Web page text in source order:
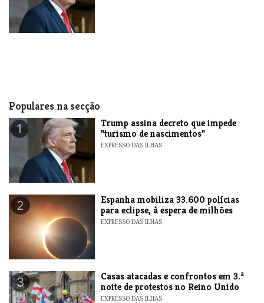
Populares na secção
1
Trump assina decreto que impede
"turismo de nascimentos"
EXPRESSO DAS ILHAS
2
Espanha mobiliza 33.600 polícias
para eclipse, à espera de milhões
EXPRESSO DAS ILHAS
3
Casas atacadas e confrontos em 3.ª
noite de protestos no Reino Unido
EXPRESSO DAS ILHAS